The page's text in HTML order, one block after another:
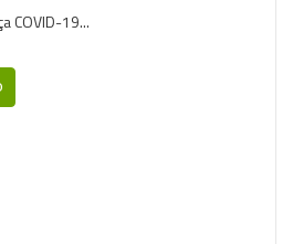
COVID-19...